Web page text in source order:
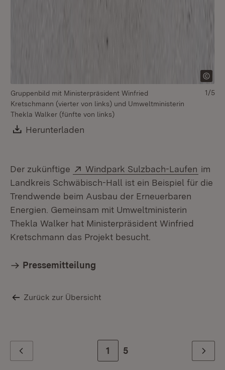
Gruppenbild mit Ministerpräsident Winfried
Kretschmann (vierter von links) und Umweltministerin
Thekla Walker (fünfte von links)
Download:
Herunterladen
1/5
Der zukünftige Extern:
Windpark Sulzbach-Laufen im
Landkreis Schwäbisch-Hall ist ein Beispiel für die
Trendwende beim Ausbau der Erneuerbaren
Energien. Gemeinsam mit Umweltministerin
Thekla Walker hat Ministerpräsident Winfried
Kretschmann das Projekt besucht.
Pressemitteilung
Zurück zur Übersicht
Zur Seite
1 Zur letzten Seite
5 Weiter